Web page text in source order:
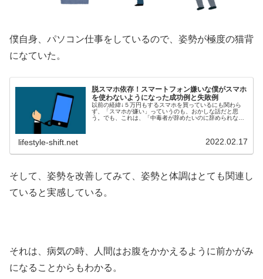
僕自身、パソコン仕事をしているので、姿勢が極度の猫背
になていた。
脱スマホ依存！スマートフォン嫌いな僕がスマホ
を使わないようになった成功例と失敗例
以前の経緯↓５万円もするスマホを買っているにも関わら
ず、「スマホが嫌い」っていうのも、おかしな話だと思
う。でも、これは、「中毒者が辞めたいのに辞められな
lifestyle-shift.net 2022.02.17
そして、姿勢を改善してみて、姿勢と体調はとても関連し
ていると実感している。
それは、病気の時、人間はお腹をかかえるように前かがみ
になることからもわかる。